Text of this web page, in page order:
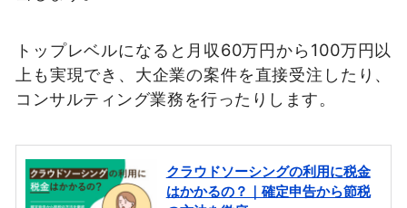
トップレベルになると月収60万円から100万円以
上も実現でき、大企業の案件を直接受注したり、
コンサルティング業務を行ったりします。